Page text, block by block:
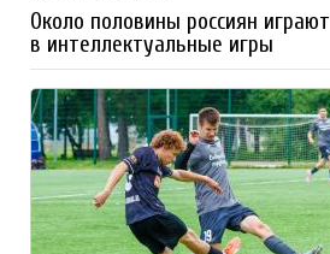
Около половины россиян играют
в интеллектуальные игры